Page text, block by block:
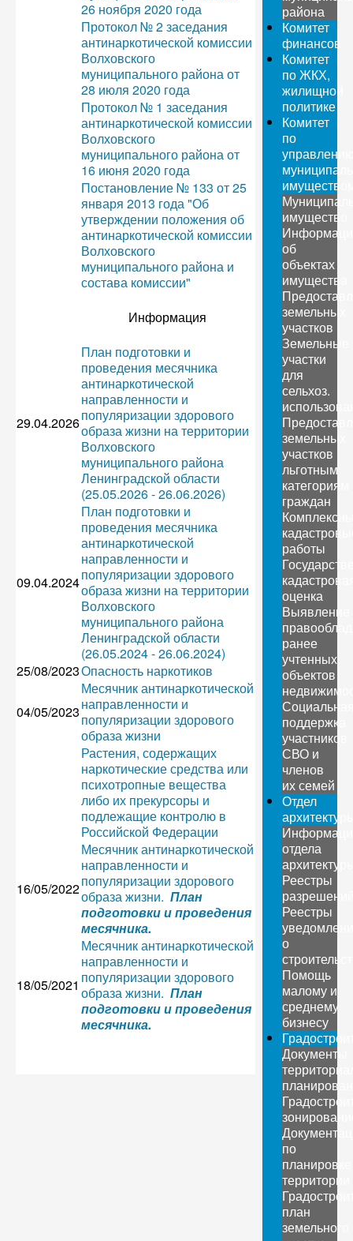
26 ноября 2020 года
Протокол № 2 заседания
антинаркотической комиссии
Волховского
муниципального района от
28 июля 2020 года
Протокол № 1 заседания
антинаркотической комиссии
Волховского
муниципального района от
16 июня 2020 года
Постановление № 133 от 25
января 2013 года "Об
утверждении положения об
антинаркотической комиссии
Волховского
муниципального района и
состава комиссии"
Информация
29.04.2026
План подготовки и
проведения месячника
антинаркотической
направленности и
популяризации здорового
образа жизни на территории
Волховского
муниципального района
Ленинградской области
(25.05.2026 - 26.06.2026)
09.04.2024
План подготовки и
проведения месячника
антинаркотической
направленности и
популяризации здорового
образа жизни на территории
Волховского
муниципального района
Ленинградской области
(26.05.2024 - 26.06.2024)
25/08/2023Опасность наркотиков
04/05/2023
Месячник антинаркотической
направленности и
популяризации здорового
образа жизни
Растения, содержащих
наркотические средства или
психотропные вещества
либо их прекурсоры и
подлежащие контролю в
Российской Федерации
16/05/2022
Месячник антинаркотической
направленности и
популяризации здорового
образа жизни. План
подготовки и проведения
месячника.
18/05/2021
Месячник антинаркотической
направленности и
популяризации здорового
образа жизни. План
подготовки и проведения
месячника.
района
Комитет
финансов
Комитет
по ЖКХ,
жилищной
политике
Комитет
по
имущество
об
объектах
имущества
земельных
участков
Земельные
участки
для
сельхоз.
земельных
участков
льготным
категориям
граждан
работы
оценка
Выявление
ранее
учтенных
объектов
поддержка
участников
СВО и
членов
их семей
Отдел
отдела
Реестры
Реестры
о
Помощь
малому и
среднему
бизнесу
Документы
по
планировке
территории
план
земельного